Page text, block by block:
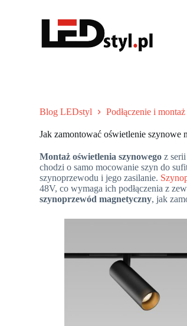
Blog LEDstyl Podłączenie i
Jak zamontować oświetlenie szynowe
Montaż oświetlenia szynowego z
chodzi o samo mocowanie szyn do
szynoprzewodu i jego zasilanie.
48V, co wymaga ich podłączenia z
szynoprzewód magnetyczny, jak